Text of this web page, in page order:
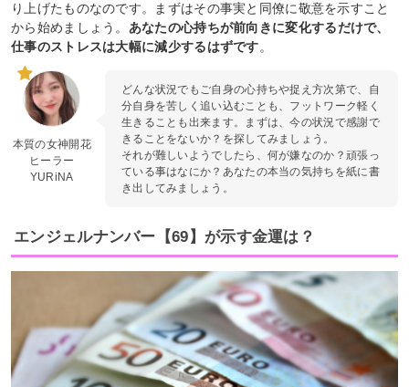
り上げたものなのです。まずはその事実と同僚に敬意を示すこと
から始めましょう。 あなたの心持ちが前向きに変化するだけで、
仕事のストレスは大幅に減少するはずです。
本質の女神開花
ヒーラー
YURiNA
どんな状況でもご自身の心持ちや捉え方次第で、自
分自身を苦しく追い込むことも、フットワーク軽く
生きることも出来ます。まずは、今の状況で感謝で
きることをないか？を探してみましょう。
それが難しいようでしたら、何が嫌なのか？頑張っ
ている事はなにか？あなたの本当の気持ちを紙に書
き出してみましょう。
エンジェルナンバー【69】が示す金運は？